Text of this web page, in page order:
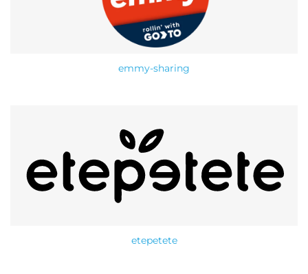
emmy-sharing
etepetete